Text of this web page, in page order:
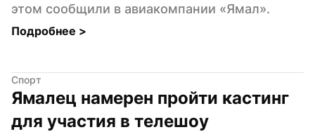
этом сообщили в авиакомпании «Ямал».
Подробнее >
Спорт
Ямалец намерен пройти кастинг
для участия в телешоу